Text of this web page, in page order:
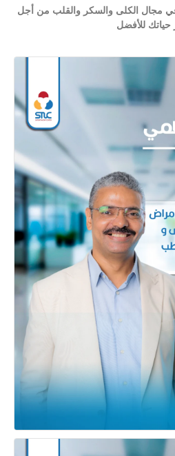
مجال الكلى والسكر والقلب من أجل
حياتك للأفضل